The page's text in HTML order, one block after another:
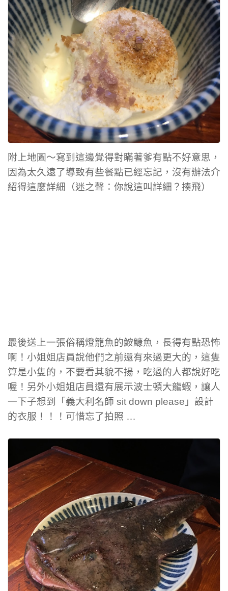
附上地圖～寫到這邊覺得對瞞著爹有點不好意思，
因為太久遠了導致有些餐點已經忘記，沒有辦法介
紹得這麼詳細（迷之聲：你說這叫詳細？揍飛）
最後送上一張俗稱燈籠魚的鮟鱇魚，長得有點恐怖
啊！小姐姐店員說他們之前還有來過更大的，這隻
算是小隻的，不要看其貌不揚，吃過的人都說好吃
喔！另外小姐姐店員還有展示波士頓大龍蝦，讓人
一下子想到「義大利名師 sit down please」設計
的衣服！！！可惜忘了拍照 …